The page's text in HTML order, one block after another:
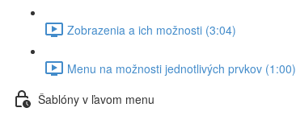
Zobrazenia a ich možnosti (3:04)
Menu na možnosti jednotlivých prvkov (1:00)
Šablóny v ľavom menu